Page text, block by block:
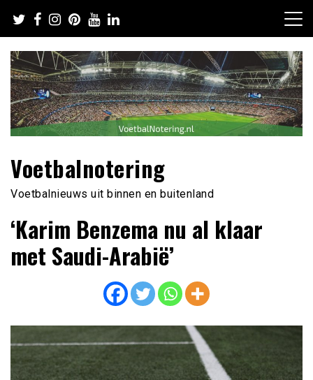
naar
de
inhoud
Voetbalnotering
Voetbalnieuws uit binnen en buitenland
‘Karim Benzema nu al klaar
met Saudi-Arabië’